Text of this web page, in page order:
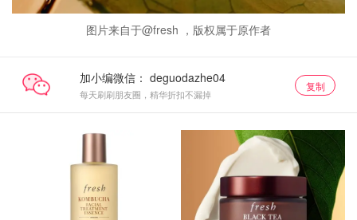
图片来自于@fresh ，版权属于原作者
加小编微信：
每天刷刷朋友圈，精华折扣不漏掉
复制